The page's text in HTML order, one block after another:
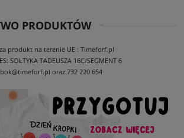
PRODUKTÓW
produkt na terenie UE : Timeforf.pl
SOŁTYKA TADEUSZA 16C/SEGMENT 6
oraz 732 220 654